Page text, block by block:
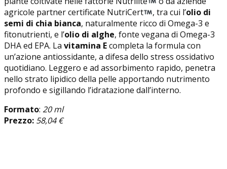
agricole partner certificate NutriCert
, tra cui l’olio di
semi di chia bianca, naturalmente ricco di Omega-3 e
fitonutrienti, e l’olio di alghe, fonte vegana di Omega-3
DHA ed EPA. La vitamina Ecompleta la formula con
un’azione antiossidante, a difesa dello stress ossidativo
quotidiano. Leggero e ad assorbimento rapido, penetra
nello strato lipidico della pelle apportando nutrimento
profondo e sigillando l’idratazione dall’interno.
Formato: 20 ml
Prezzo: 58,04 €